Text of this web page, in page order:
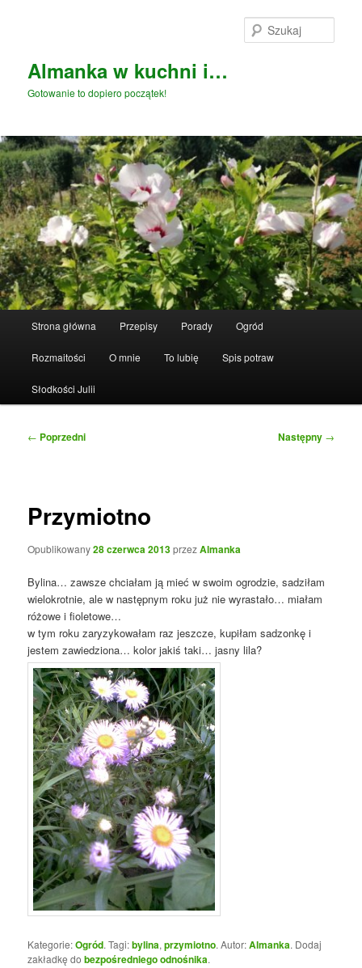
Almanka w kuchni i…
Gotowanie to dopiero początek!
Strona główna Przepisy Porady Ogród
Rozmaitości O mnie To lubię Spis potraw
Słodkości Julii
Nawigacja
← Poprzedni Następny →
Przymiotno
Opublikowany28 czerwca 2013przezAlmanka
Bylina… zawsze chciałam ją mieć w swoim ogrodzie, sadziłam
wielokrotnie, ale w następnym roku już nie wyrastało… miałam
różowe i fioletowe…
w tym roku zaryzykowałam raz jeszcze, kupiłam sadzonkę i
jestem zawiedziona… kolor jakiś taki… jasny lila?
Kategorie:Ogród. Tagi:bylina,przymiotno. Autor:Almanka. Dodaj
zakładkę dobezpośredniego odnośnika.